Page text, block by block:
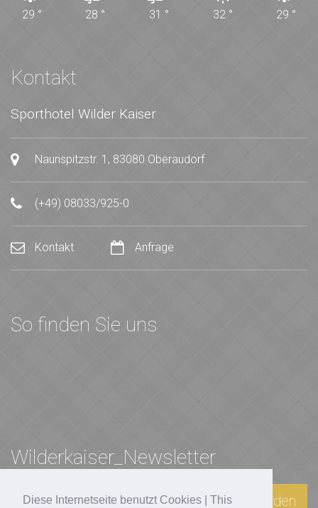
Diese Internetseite benutzt Cookies | This
29 ° 28 ° 31 ° 32 ° 29 °
Kontakt
Sporthotel Wilder Kaiser
Naunspitzstr. 1, 83080 Oberaudorf
(+49) 08033/925-0
Kontakt Anfrage
So finden Sie uns
Wilderkaiser_Newsletter
Anmelden